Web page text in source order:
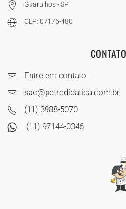
Guarulhos - SP
CEP: 07176-480
CONTATO
Entre em contato
sac@petrodidatica.com.br
(11) 3988-5070
(11) 97144-0346